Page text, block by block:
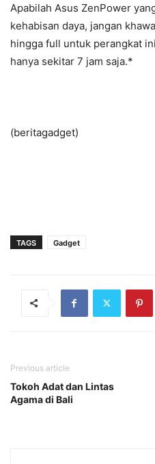
Apabilah Asus ZenPower
kehabisan daya, jangan
hingga full untuk perangkat
hanya sekitar 7 jam saja.*
(beritagadget)
TAGS Gadget
Previous article
Tokoh Adat dan Lintas
Agama di Bali